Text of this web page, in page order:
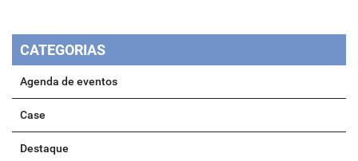
CATEGORIAS
Agenda de eventos
Case
Destaque